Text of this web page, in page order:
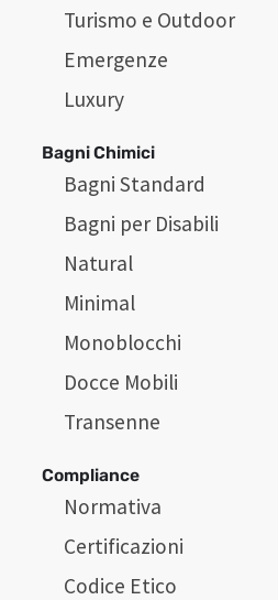
Turismo e Outdoor
Emergenze
Luxury
Bagni Chimici
Bagni Standard
Bagni per Disabili
Natural
Minimal
Monoblocchi
Docce Mobili
Transenne
Compliance
Normativa
Certificazioni
Codice Etico